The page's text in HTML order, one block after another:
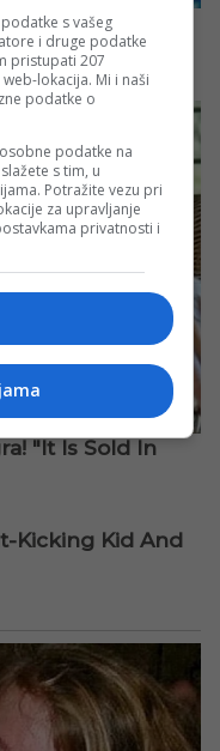
s vašeg
i druge podatke
pristupati 207
lokacija. Mi i naši
podatke o
podatke na
s tim, u
Potražite vezu pri
za upravljanje
privatnosti i